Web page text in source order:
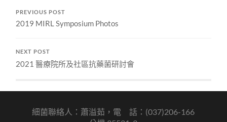
PREVIOUS POST
2019 MIRL Symposium Photos
NEXT POST
2021 醫療院所及社區抗藥菌研討會
細菌聯絡人：蕭溢茹，電 話：(037)206-166